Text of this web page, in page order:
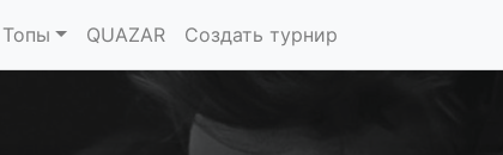
Топы QUAZAR Создать турнир